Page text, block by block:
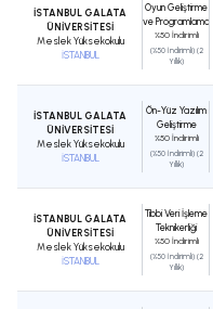
İSTANBUL GALATA
ÜNİVERSİTESİ
Meslek Yüksekokulu
İSTANBUL
Oyun Geliştirme
ve Programlama
%50 İndirimli
(%50 İndirimli) (2
Yıllık)
İSTANBUL GALATA
ÜNİVERSİTESİ
Meslek Yüksekokulu
İSTANBUL
Ön-Yüz Yazılım
Geliştirme
%50 İndirimli
(%50 İndirimli) (2
Yıllık)
İSTANBUL GALATA
ÜNİVERSİTESİ
Meslek Yüksekokulu
İSTANBUL
Tıbbi Veri İşleme
Teknikerliği
%50 İndirimli
(%50 İndirimli) (2
Yıllık)